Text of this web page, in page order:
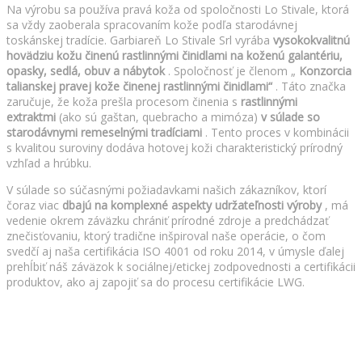
Na výrobu sa používa pravá koža od spoločnosti Lo Stivale, ktorá
sa vždy zaoberala spracovaním kože podľa starodávnej
toskánskej tradície. Garbiareň Lo Stivale Srl vyrába vysokokvalitnú
hovädziu kožu činenú rastlinnými činidlami na koženú galantériu,
opasky, sedlá, obuv a nábytok . Spoločnosť je členom „ Konzorcia
talianskej pravej kože činenej rastlinnými činidlami“ . Táto značka
zaručuje, že koža prešla procesom činenia s rastlinnými
extraktmi (ako sú gaštan, quebracho a mimóza) v súlade so
starodávnymi remeselnými tradíciami . Tento proces v kombinácii
s kvalitou suroviny dodáva hotovej koži charakteristický prírodný
vzhľad a hrúbku.
V súlade so súčasnými požiadavkami našich zákazníkov, ktorí
čoraz viac dbajú na komplexné aspekty udržateľnosti výroby, má
vedenie okrem záväzku chrániť prírodné zdroje a predchádzať
znečisťovaniu, ktorý tradične inšpiroval naše operácie, o čom
svedčí aj naša certifikácia ISO 4001 od roku 2014, v úmysle ďalej
prehĺbiť náš záväzok k sociálnej/etickej zodpovednosti a certifikácii
produktov, ako aj zapojiť sa do procesu certifikácie LWG.